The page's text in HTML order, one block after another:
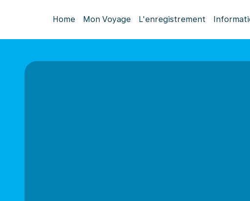
Home Mon Voyage L'enregistrement